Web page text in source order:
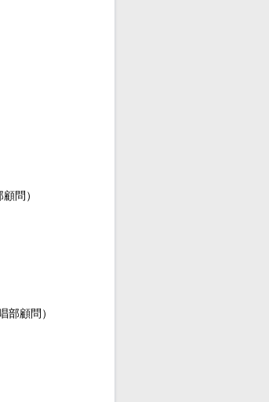
問）
部顧問）